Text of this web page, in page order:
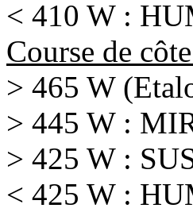
< 410 W :
Course de
> 465 W
> 445 W :
> 425 W :
< 425 W :